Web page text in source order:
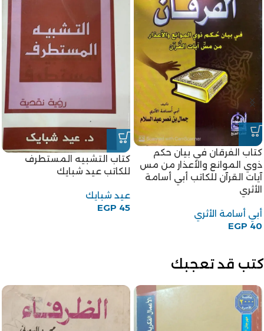
-18%
كتاب المرأة الجديدة للكاتب
قاسم أمين
قاسم أمين
EGP55
EGP 45
-18%
كتاب أحكام الحيض والنفاس
للكاتبة أم الحسن رحاب بنت
محمد الخولي
أم الحسن رحاب بنت محمد
الخولي
كتب قد تعجبك